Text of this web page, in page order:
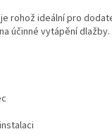
rohož ideální pro
účinné vytápění dlažby.